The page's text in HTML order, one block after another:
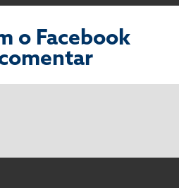
o Facebook